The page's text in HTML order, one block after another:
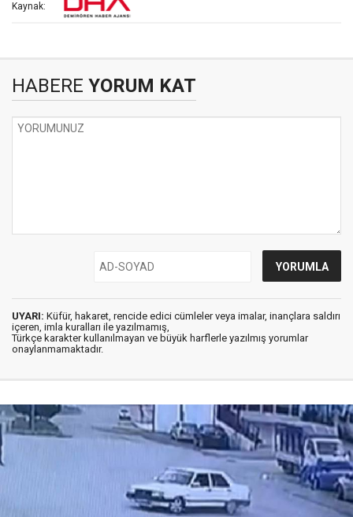
Kaynak:
HABERE YORUM KAT
UYARI: Küfür, hakaret, rencide edici cümleler veya imalar, inançlara saldırı
içeren, imla kuralları ile yazılmamış,
Türkçe karakter kullanılmayan ve büyük harflerle yazılmış yorumlar
onaylanmamaktadır.